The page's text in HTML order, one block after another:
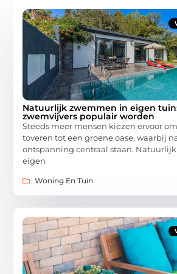
Natuurlijk zwemmen in eigen
zwemvijvers populair worden
Steeds meer mensen kiezen ervoor
toveren tot een groene oase, waarbij
ontspanning centraal staan.
eigen
Woning En Tuin